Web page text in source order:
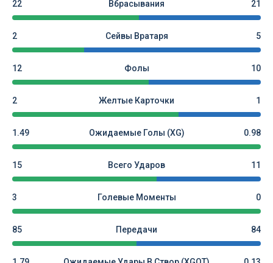
22 Вбрасывания 21
2 Сейвы Вратаря 5
12 Фолы 10
2 Желтые Карточки 1
1.49 Ожидаемые Голы (xG) 0.98
15 Всего Ударов 11
3 Голевые Моменты 0
85 Передачи 84